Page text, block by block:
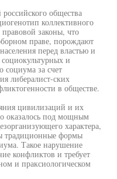
общества
коллективного
законы, что
праве, порождают
перед властью и
и
социума за счет
либералист-ских
в обществе.
цивилизаций и их
оказалось под мощным
характера,
традиционные формы
Такое нарушение
конфликтов и требует
и праксиологическом